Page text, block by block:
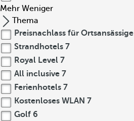
Mehr Weniger
Thema
Preisnachlass für Ortsansässige
Strandhotels 7
Royal Level 7
All inclusive 7
Ferienhotels 7
Kostenloses WLAN 7
Golf 6